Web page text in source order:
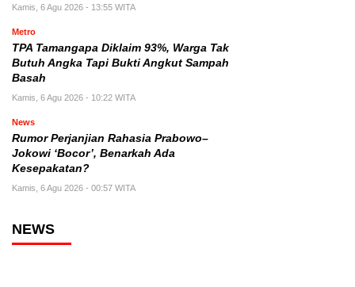
Kamis, 6 Agu 2026 - 13:55 WITA
Metro
TPA Tamangapa Diklaim 93%, Warga Tak
Butuh Angka Tapi Bukti Angkut Sampah
Basah
Kamis, 6 Agu 2026 - 10:22 WITA
News
Rumor Perjanjian Rahasia Prabowo–
Jokowi ‘Bocor’, Benarkah Ada
Kesepakatan?
Kamis, 6 Agu 2026 - 00:57 WITA
NEWS